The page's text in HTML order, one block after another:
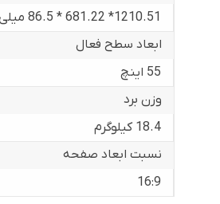
1210.51* 681.22 * 86.5 میلی‌متر
ابعاد سطح فعال
55 اینچ
وزن برد
18.4 کیلوگرم
نسبت ابعاد صفحه
16:9